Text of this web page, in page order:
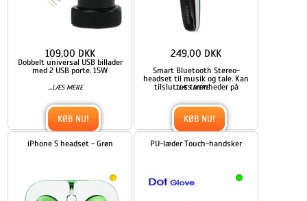
Dobbelt universal USB billader
med 2 USB porte. 15W
...LÆS MERE
109,00 DKK
KØB NU!
Smart Bluetooth Stereo-
headset til musik og tale. Kan
tilsluttes to enheder på
...LÆS MERE
249,00 DKK
KØB NU!
iPhone 5 headset - Grøn PU-læder Touch-handsker